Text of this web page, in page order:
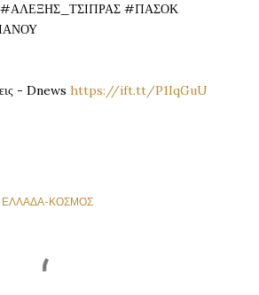
#ΠΑΣΟΚ
- Dnews https://ift.tt/P1IqGuU
ΚΟΣΜΟΣ